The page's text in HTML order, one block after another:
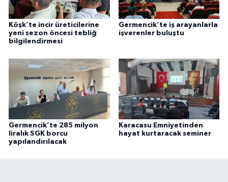
Köşk’te incir üreticilerine
yeni sezon öncesi tebliğ
bilgilendirmesi
Germencik’te iş arayanlarla
işverenler buluştu
Germencik’te 285 milyon
liralık SGK borcu
yapılandırılacak
Karacasu Emniyetinden
hayat kurtaracak seminer